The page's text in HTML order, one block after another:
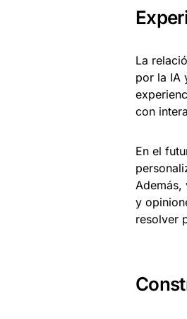
La
por la IA
con
En el
Además,
y
resolver